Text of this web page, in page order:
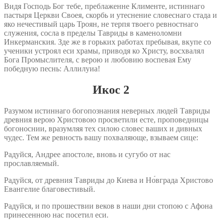
Видя Господь Бог тебе, преблаженне Клименте, истиннаго
пастыря Церкви Своея, скорбь и утеснение словеснаго стада и
яко нечестивый царь Троян, не терпя твоего ревностнаго
служения, сосла в пределы Тавриды в каменоломни
Инкерманския. Зде же в горьких работах пребывая, вкупе со
ученики устроял еси храмы, приводя ко Христу, восхвалял
Бога Промыслителя, с верою и любовию воспевая Ему
победную песнь: Аллилуиа!
Икос 2
Разумом истиннаго богопознания неверных людей Тавриды
древния верою Христовою просветили есте, проповедницы
богоноснии, вразумляя тех силою словес ваших и дивных
чудес. Тем же ревность вашу похваляюще, взываем сице:
Радуйся, Андрее апостоле, вновь и сугубо от нас
прославляемый.
Радуйся, от древния Тавриды до Киева и Но́вграда Христово
Евангелие благовестивый.
Радуйся, и по прошествии веков в наши дни стопою с Афона
принесенною нас посетил еси.